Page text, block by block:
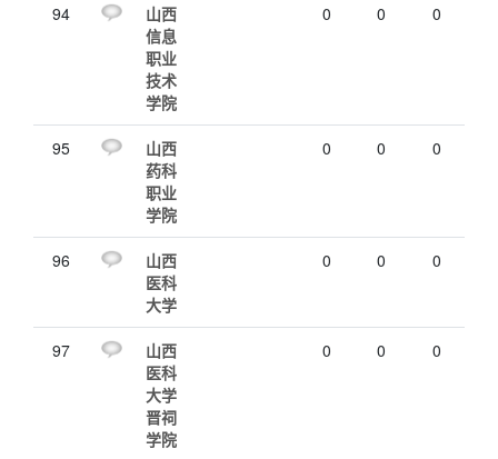
94
山西
信息
职业
技术
学院
0 0 0
95
山西
药科
职业
学院
0 0 0
96
山西
医科
大学
0 0 0
97
山西
医科
大学
晋祠
学院
0 0 0